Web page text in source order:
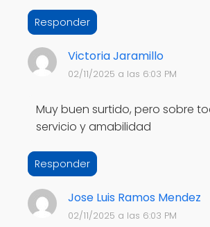
Responder
Victoria Jaramillo
02/11/2025 a las 6:03 PM
Muy buen surtido, pero sobre
servicio y amabilidad
Responder
Jose Luis Ramos Mendez
02/11/2025 a las 6:03 PM